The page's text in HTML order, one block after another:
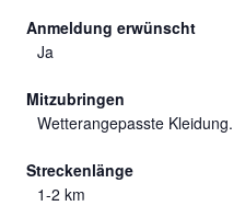
Anmeldung erwünscht
Ja
Mitzubringen
Wetterangepasste Kleidung.
Streckenlänge
1-2 km